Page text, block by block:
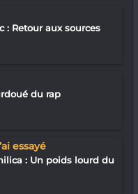
: Retour aux sources
du rap
essayé
: Un poids lourd du